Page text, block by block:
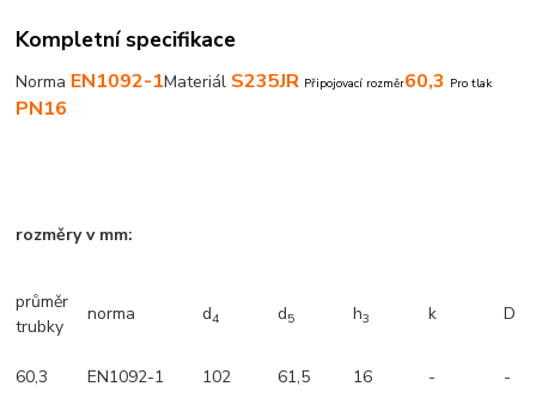
Kompletní specifikace
Norma EN1092-1Materiál S235JR Připojovací rozměr60,3 Pro tlak
PN16
rozměry v mm:
průměr
trubky
norma d4 d5 h3 k D
60,3 EN1092-1 102 61,5 16 - -